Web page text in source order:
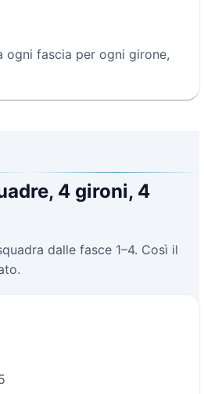
ogni fascia per ogni girone,
4 gironi, 4
dalle fasce 1–4. Così il